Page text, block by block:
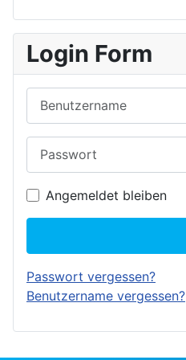
Login Form
Angemeldet bleiben
Passwort vergessen?
Benutzername vergessen?